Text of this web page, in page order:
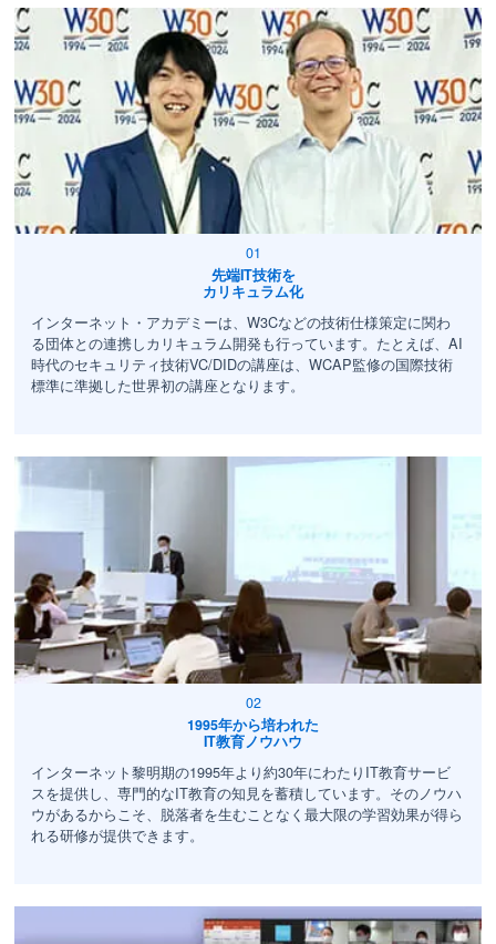
先端IT技術を
カリキュラム化
インターネット・アカデミーは、W3Cなどの技術仕様策定に関わ
る団体との連携しカリキュラム開発も行っています。たとえば、AI
時代のセキュリティ技術VC/DIDの講座は、WCAP監修の国際技術
標準に準拠した世界初の講座となります。
1995年から培われた
IT教育ノウハウ
インターネット黎明期の1995年より約30年にわたりIT教育サービ
スを提供し、専門的なIT教育の知見を蓄積しています。そのノウハ
ウがあるからこそ、脱落者を生むことなく最大限の学習効果が得ら
れる研修が提供できます。